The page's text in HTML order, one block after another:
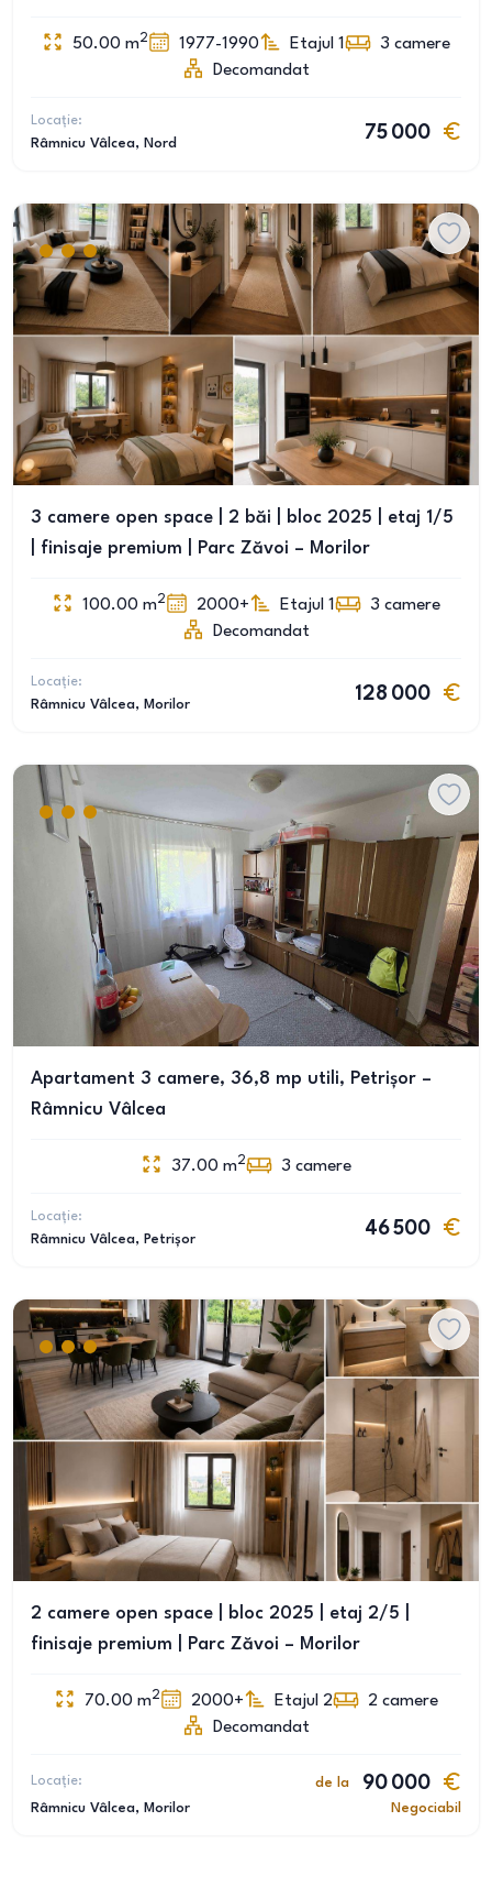
50.00 m2 1977-1990 Etajul 1 3 camere
Decomandat
Locație:
Râmnicu Vâlcea, Nord
75 000
3 camere open space | 2 băi | bloc 2025 | etaj 1/5
| finisaje premium | Parc Zăvoi – Morilor
100.00 m2 2000+ Etajul 1 3 camere
Decomandat
Locație:
Râmnicu Vâlcea, Morilor
128 000
Apartament 3 camere, 36,8 mp utili, Petrișor –
Râmnicu Vâlcea
37.00 m2 3 camere
Locație:
Râmnicu Vâlcea, Petrișor
46 500
2 camere open space | bloc 2025 | etaj 2/5 |
finisaje premium | Parc Zăvoi – Morilor
70.00 m2 2000+ Etajul 2 2 camere
Decomandat
Locație:
Râmnicu Vâlcea, Morilor
de la 90 000
Negociabil